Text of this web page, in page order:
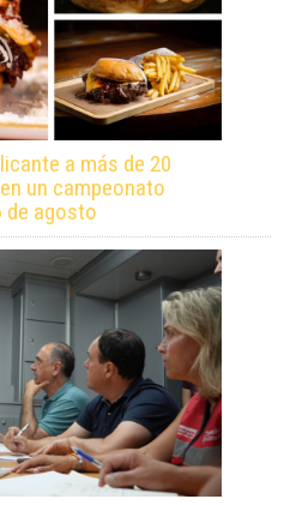
a más de 20
un campeonato
de agosto